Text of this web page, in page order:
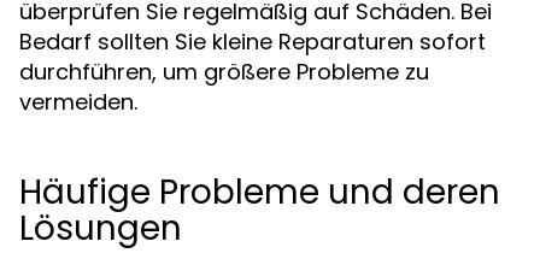
überprüfen Sie regelmäßig auf Schäden. Bei
Bedarf sollten Sie kleine Reparaturen sofort
durchführen, um größere Probleme zu
vermeiden.
Häufige Probleme und deren
Lösungen